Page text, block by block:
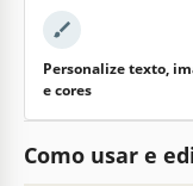
Personalize texto,
e cores
Como usar e